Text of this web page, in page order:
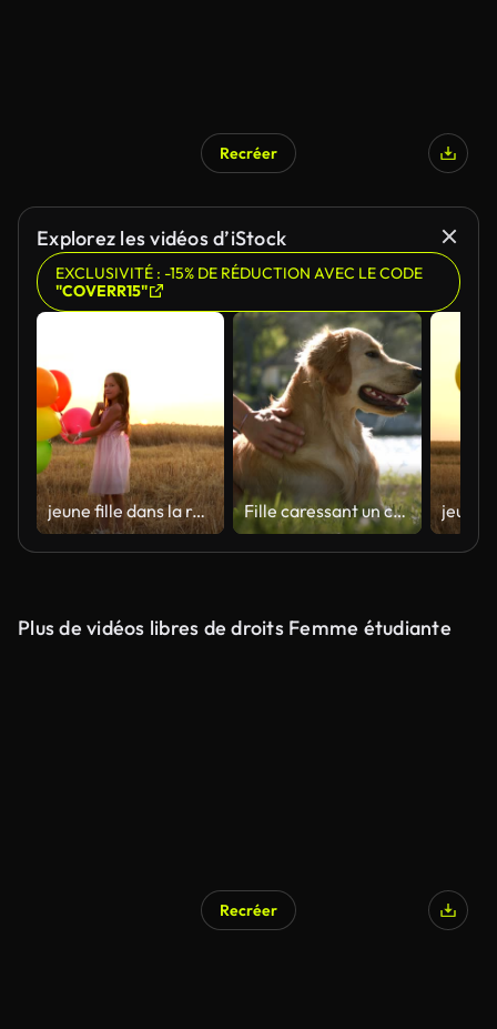
Généré par l’IA
Recréer
Explorez les vidéos d’iStock
EXCLUSIVITÉ : -15% DE RÉDUCTION AVEC LE CODE
"COVERR15"
jeune fille dans la robe avec des ballons colorés est en cours d'exécution sur le terrain. Fille caressant un chien dans la nature
Plus de vidéos libres de droits Femme étudiante
Recréer